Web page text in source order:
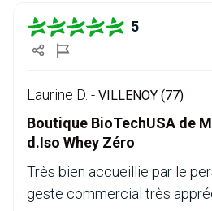
5
Laurine D. - VILLENOY (77)
Boutique BioTechUSA de
d.Iso Whey Zéro
Très bien accueillie par le
geste commercial très